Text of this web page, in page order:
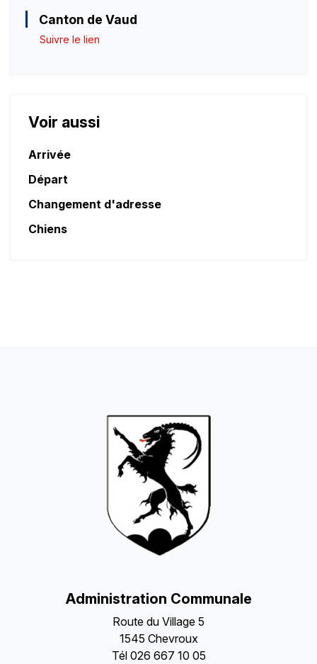
Canton de Vaud
Suivre le lien
Voir aussi
Arrivée
Départ
Changement d'adresse
Chiens
Administration Communale
Route du Village 5
1545 Chevroux
Tél 026 667 10 05